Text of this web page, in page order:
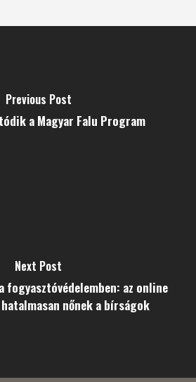
Previous Post
a Magyar Falu Program
Next Post
fogyasztóvédelemben: az online
nőnek a bírságok